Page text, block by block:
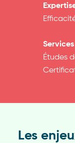
Études
Les